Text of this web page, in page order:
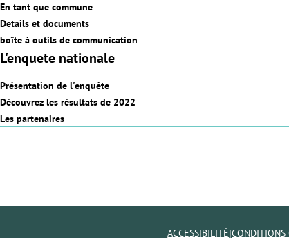
En tant que commune
Details et documents
boîte à outils de communication
L'enquete nationale
Présentation de l'enquête
Découvrez les résultats de 2022
Les partenaires
ACCESSIBILITÉ|CONDITIONS